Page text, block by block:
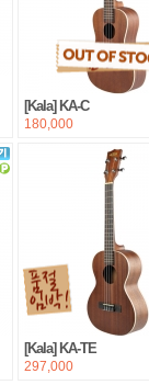
[Kala] KA-C
180,000
[Kala] KA-TE
297,000